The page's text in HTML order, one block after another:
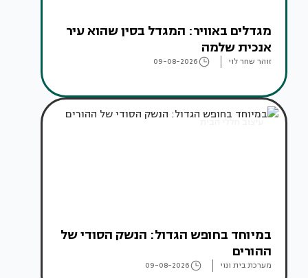
מגדלים באוויר: המגדל בסין שהוא עיר
אנכית שלמה
זוהר שחר לוי 09-08-2026
במיוחד בחופש הגדול: הנשק הסודי של
ההורים
מערכת בית ונוי 09-08-2026